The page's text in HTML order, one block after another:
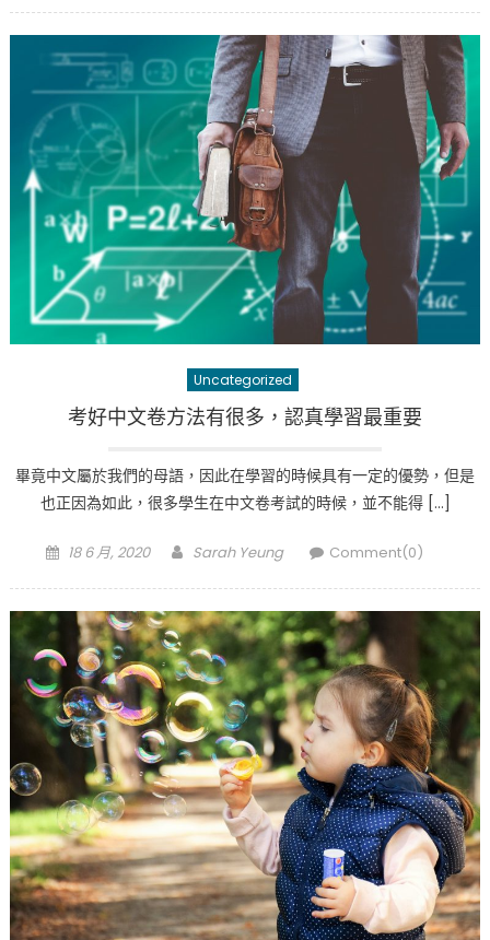
Uncategorized
考好中文卷方法有很多，認真學習最重要
畢竟中文屬於我們的母語，因此在學習的時候具有一定的優勢，但是
也正因為如此，很多學生在中文卷考試的時候，並不能得 […]
Posted
18 6 月, 2020 Author
Sarah Yeung Comment(0)